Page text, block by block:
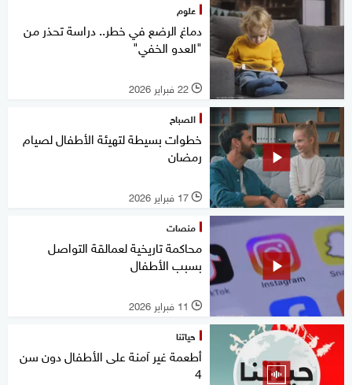
علوم
دماغ الرضع في خطر.. دراسة تحذر من
"العدو الخفي"
l 22 فبراير 2026
الصباح
خطوات بسيطة لتهيئة الأطفال لصيام
رمضان
l 17 فبراير 2026
منصات
محاكمة تاريخية لعمالقة التواصل
بسبب الأطفال
l 11 فبراير 2026
حياتنا
أطعمة غير آمنة على الأطفال دون سن
4